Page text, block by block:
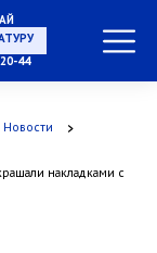
44
Новости
накладками с